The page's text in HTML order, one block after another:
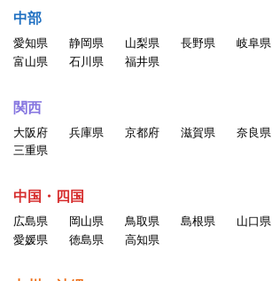
中部
愛知県 静岡県 山梨県 長野県 岐阜県
富山県
石川県 福井県
関西
大阪府 兵庫県 京都府 滋賀県 奈良県
三重県
中国・四国
広島県 岡山県 鳥取県 島根県 山口県
愛媛県
徳島県 高知県